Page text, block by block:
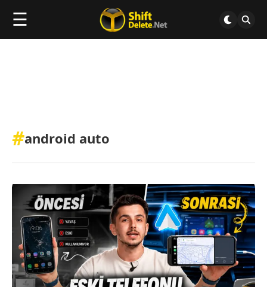
☰
#android auto